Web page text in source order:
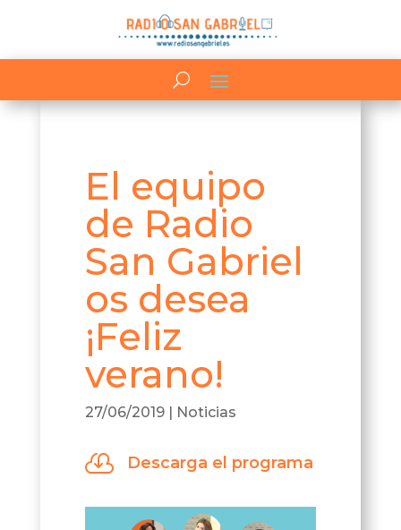
El equipo
de Radio
San Gabriel
os desea
¡Feliz
verano!
27/06/2019| Noticias
 Descarga el programa